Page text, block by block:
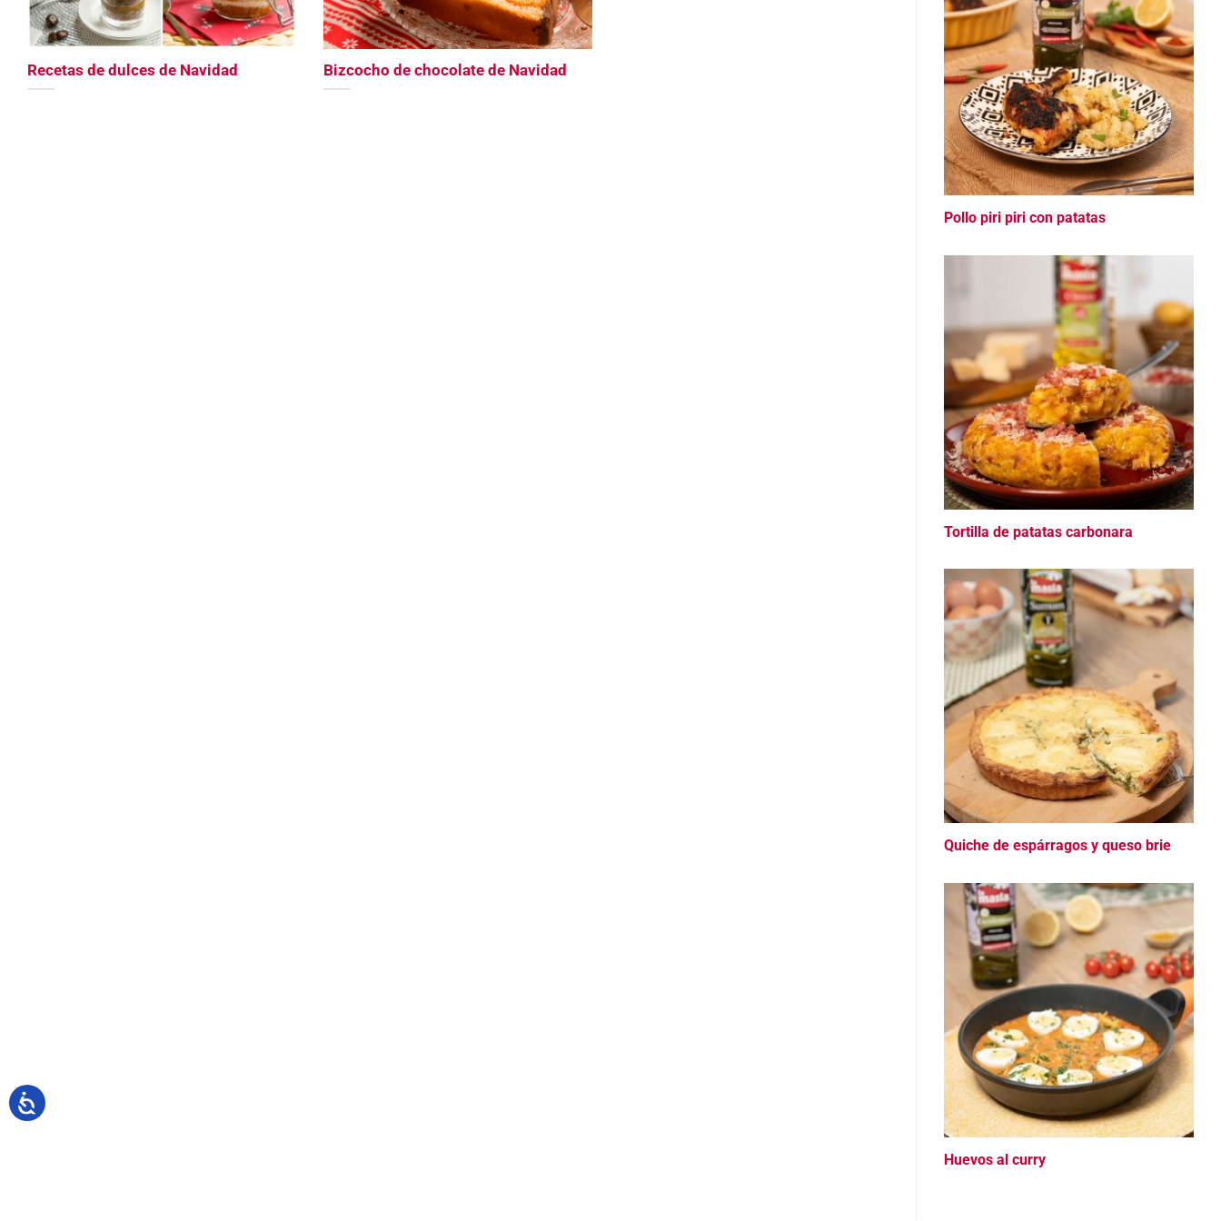
Recetas de dulces de Navidad Bizcocho de chocolate de Navidad
Pollo piri piri con patatas
Tortilla de patatas carbonara
Quiche de espárragos y queso brie
Huevos al curry